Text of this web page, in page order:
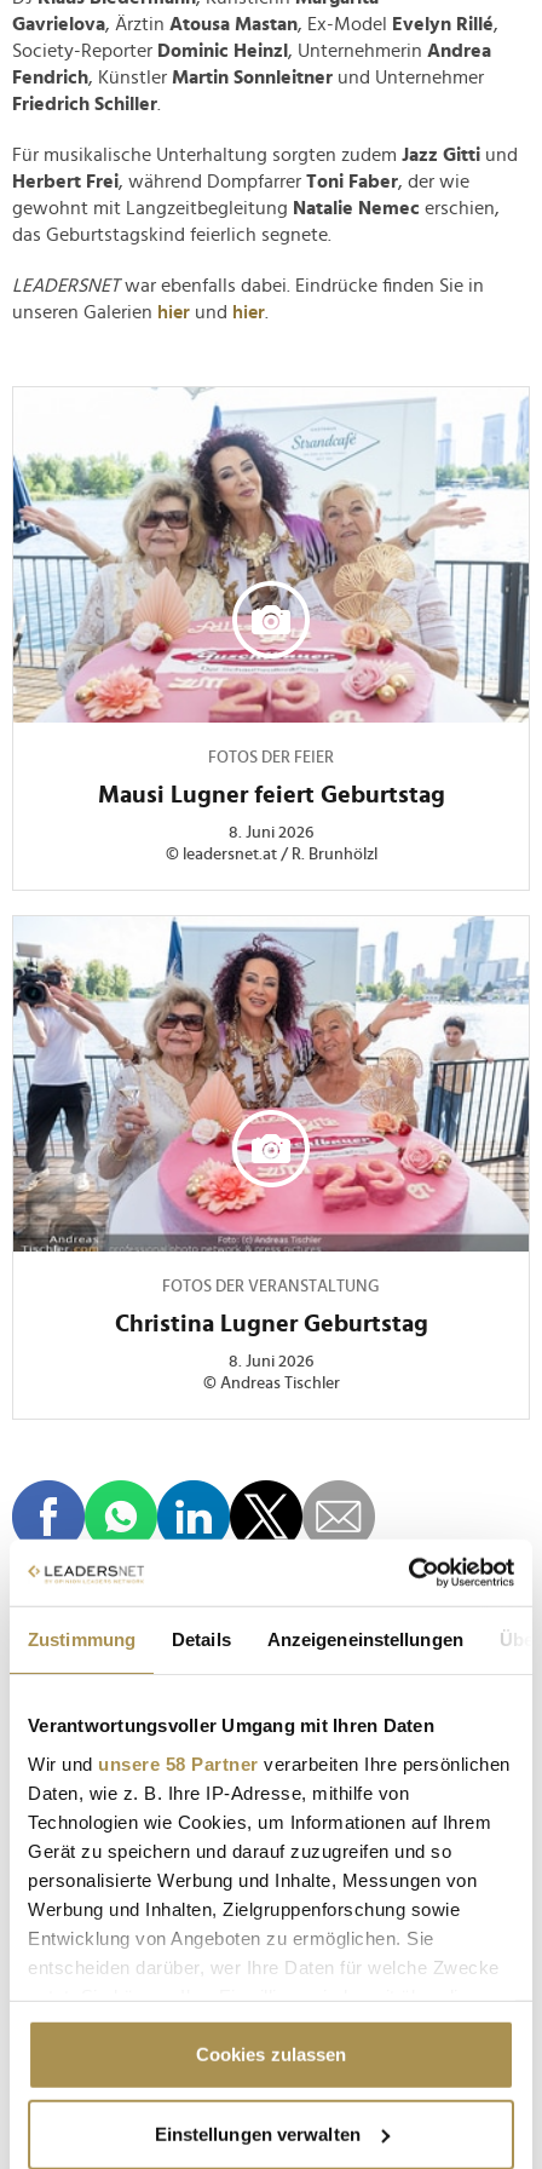
Zustimmung Details Anzeigeneinstellungen
Verantwortungsvoller Umgang mit Ihren Daten
Wir und unsere 58 Partner verarbeiten Ihre persönlichen
Daten, wie z. B. Ihre IP-Adresse, mithilfe von
Technologien wie Cookies, um Informationen auf Ihrem
Gerät zu speichern und darauf zuzugreifen und so
personalisierte Werbung und Inhalte, Messungen von
Werbung und Inhalten, Zielgruppenforschung sowie
Entwicklung von Angeboten zu ermöglichen. Sie
entscheiden darüber, wer Ihre Daten für welche Zwecke
Cookie-Erklärung oder durch Klicken auf das Privacy
Trigger Symbol ändern oder widerrufen
Informationen über Ihre geografische Lage
Cookies zulassen
Einstellungen verwalten
Gavrielova, Ärztin Atousa Mastan, Ex-Model Evelyn Rillé,
Society-Reporter Dominic Heinzl , Unternehmerin Andrea
Fendrich, Künstler Martin Sonnleitner und Unternehmer
Friedrich Schiller
Für musikalische Unterhaltung sorgten zudem Jazz Gitti und
Herbert Frei, während Dompfarrer Toni Faber, der wie
gewohnt mit Langzeitbegleitung Natalie Nemec erschien,
das Geburtstagskind feierlich segnete.
LEADERSNETwar ebenfalls dabei. Eindrücke finden Sie in
unseren Galerien hier und hier
FOTOS DER FEIER
Mausi Lugner feiert Geburtstag
8. Juni 2026
© leadersnet.at / R. Brunhölzl
FOTOS DER VERANSTALTUNG
Christina Lugner Geburtstag
8. Juni 2026
© Andreas Tischler
CHRISTINA LUGNER
STRANDCAFÉ AN DER ALTEN DONAU
Kommentar veröffentlichen
Autor: *
Kommentar:*